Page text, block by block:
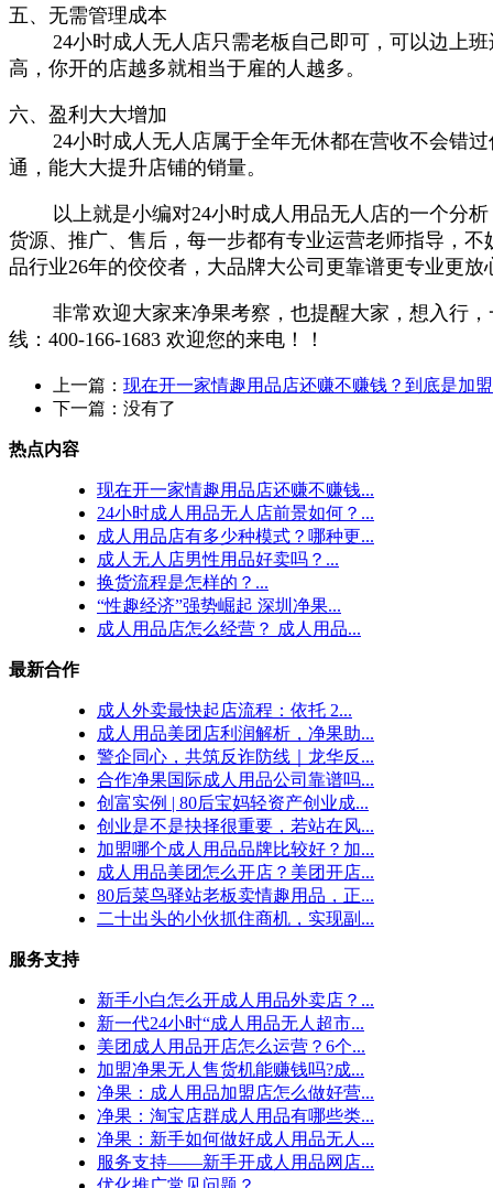
五、无需管理成本
24小时成人无人店只需老板自己即可，可以边上
高，你开的店越多就相当于雇的人越多。
六、盈利大大增加
24小时成人无人店属于全年无休都在营收不会错
通，能大大提升店铺的销量。
以上就是小编对24小时成人用品无人店的一个分
货源、推广、售后，每一步都有专业运营老师指导，
品行业26年的佼佼者，大品牌大公司更靠谱更专业更
非常欢迎大家来净果考察，也提醒大家，想入行
线：400-166-1683 欢迎您的来电！！
上一篇： 现在开一家情趣用品店还赚不赚钱？到底是加
下一篇：没有了
热点内容
现在开一家情趣用品店还赚不赚钱...
24小时成人用品无人店前景如何？...
成人用品店有多少种模式？哪种更...
成人无人店男性用品好卖吗？...
换货流程是怎样的？...
“性趣经济”强势崛起 深圳净果...
成人用品店怎么经营？ 成人用品...
最新合作
成人外卖最快起店流程：依托 2...
成人用品美团店利润解析，净果助...
警企同心，共筑反诈防线｜龙华反...
合作净果国际成人用品公司靠谱吗...
创富实例 | 80后宝妈轻资产创业成...
创业是不是抉择很重要，若站在风...
加盟哪个成人用品品牌比较好？加...
成人用品美团怎么开店？美团开店...
80后菜鸟驿站老板卖情趣用品，正...
二十出头的小伙抓住商机，实现副...
服务支持
新手小白怎么开成人用品外卖店？...
新一代24小时“成人用品无人超市...
美团成人用品开店怎么运营？6个...
加盟净果无人售货机能赚钱吗?成...
净果：成人用品加盟店怎么做好营...
净果：淘宝店群成人用品有哪些类...
净果：新手如何做好成人用品无人...
服务支持——新手开成人用品网店...